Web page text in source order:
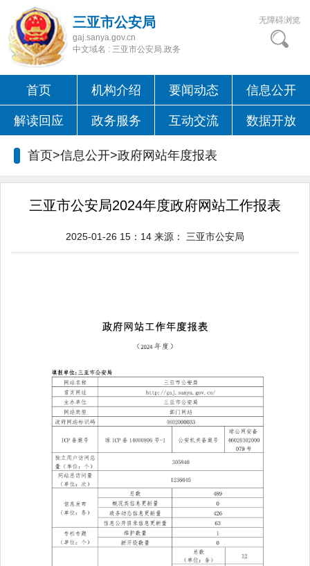
三亚市公安局
gaj.sanya.gov.cn
中文域名 : 三亚市公安局.政务
无障碍浏览
首页 机构介绍 要闻动态 信息公开
解读回应 政务服务 互动交流 数据开放
首页>信息公开>政府网站年度报表
三亚市公安局2024年度政府网站工作报表
2025-01-26 15：14 来源： 三亚市公安局